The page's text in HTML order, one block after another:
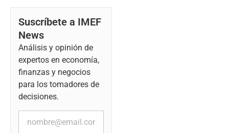
Suscríbete a IMEF
News
Análisis y opinión de
expertos en economía,
finanzas y negocios
para los tomadores de
decisiones.